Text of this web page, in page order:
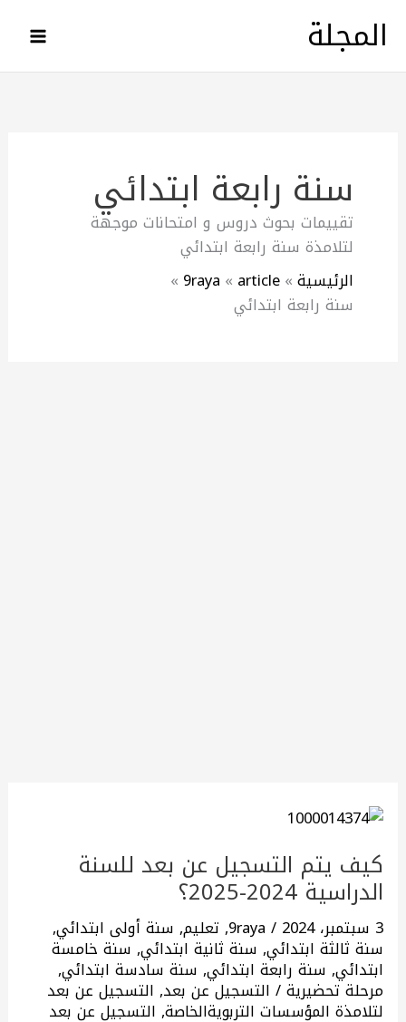
المجلة
سنة رابعة ابتدائي
تقييمات بحوث دروس و امتحانات موجهة
لتلامذة سنة رابعة ابتدائي
الرئيسية
article
9raya
سنة رابعة ابتدائي
كيف يتم التسجيل عن بعد للسنة
الدراسية 2024-2025؟
3 سبتمبر، 2024 /
9raya
, تعليم, سنة أولى ابتدائي,
سنة ثالثة ابتدائي, سنة ثانية ابتدائي, سنة خامسة
ابتدائي, سنة رابعة ابتدائي, سنة سادسة ابتدائي,
مرحلة تحضيرية/ التسجيل عن بعد, التسجيل عن بعد
لتلامذة المؤسسات التربويةالخاصة, التسجيل عن بعد
كيف
التسجيل
عن
للسنة
الدراسية
2024-
2025؟